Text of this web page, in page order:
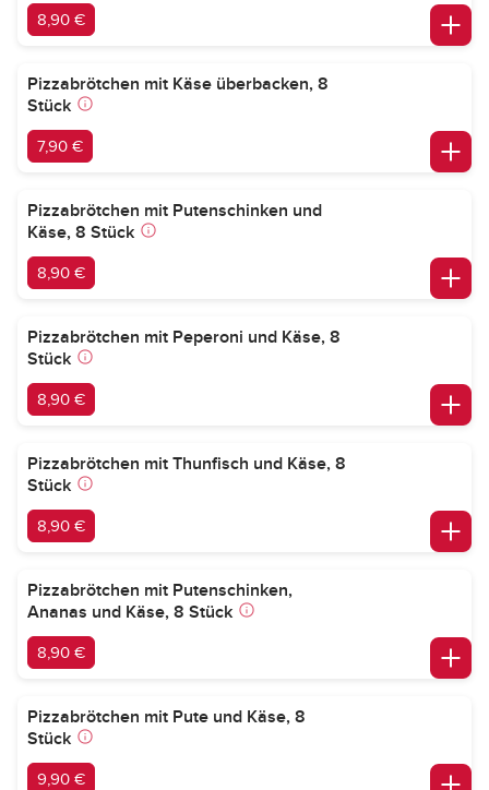
8,90 €
Pizzabrötchen mit Käse überbacken, 8
Stück
7,90 €
Pizzabrötchen mit Putenschinken und
Käse, 8 Stück
8,90 €
Pizzabrötchen mit Peperoni und Käse, 8
Stück
8,90 €
Pizzabrötchen mit Thunfisch und Käse, 8
Stück
8,90 €
Pizzabrötchen mit Putenschinken,
Ananas und Käse, 8 Stück
8,90 €
Pizzabrötchen mit Pute und Käse, 8
Stück
9,90 €